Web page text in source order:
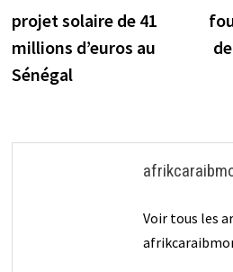
l’article
projet solaire de 41
millions d’euros au
Sénégal
Voir tous les